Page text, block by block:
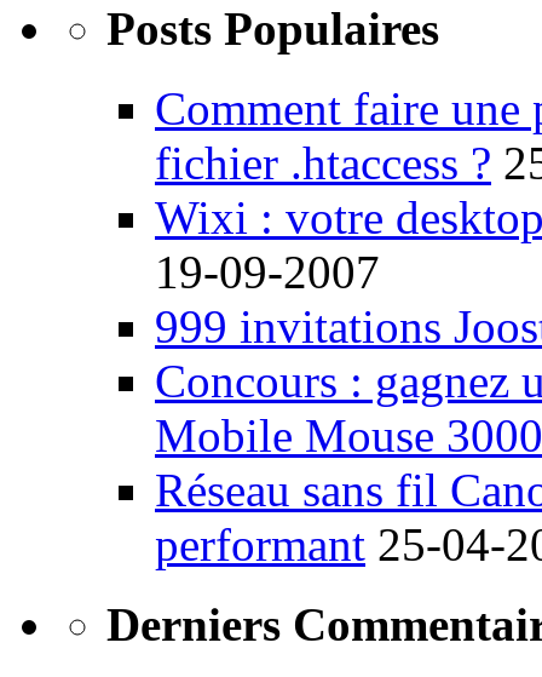
Posts Populaires
Comment faire une
fichier .htaccess ?
Wixi : votre
19-09-2007
999 invitations
Concours : gagnez
Mobile Mouse 3000
Réseau sans fil
performant 25-04-
Derniers